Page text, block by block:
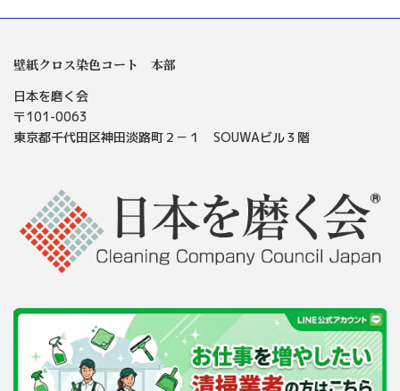
壁紙クロス染色コート 本部
日本を磨く会
〒101-0063
東京都千代田区神田淡路町２－１ SOUWAビル３階